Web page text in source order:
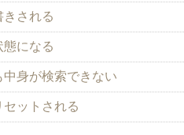
きされる
態になる
中身が検索できない
セットされる